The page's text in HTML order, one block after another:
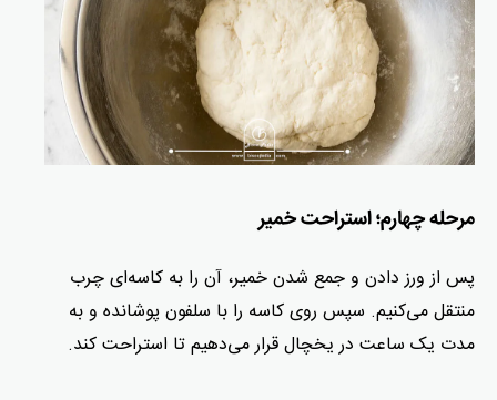
مرحله چهارم؛ استراحت خمیر
پس از ورز دادن و جمع شدن خمیر، آن را به کاسه‌ای چرب
منتقل می‌کنیم. سپس روی کاسه را با سلفون پوشانده و به
مدت یک ساعت در یخچال قرار می‌دهیم تا استراحت کند.